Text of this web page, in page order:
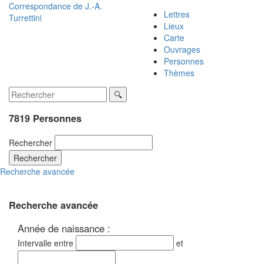
Correspondance de J.-A.
Turrettini
Lettres
Lieux
Carte
Ouvrages
Personnes
Thèmes
7819 Personnes
Rechercher
Rechercher
Recherche avancée
Recherche avancée
Année de naissance :
Intervalle entre et